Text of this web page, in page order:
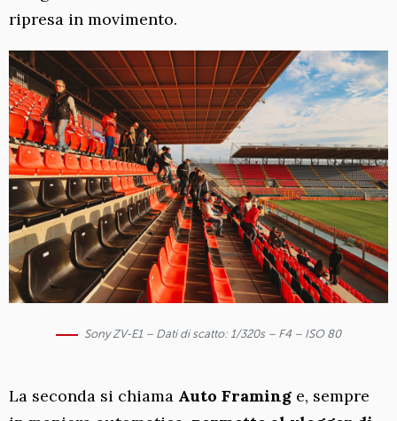
ripresa in movimento.
Sony ZV-E1 – Dati di scatto: 1/320s – F4 – ISO 80
La seconda si chiama Auto Framing e, sempre